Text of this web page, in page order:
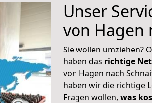
Unser
von Hagen
Sie wollen umziehen?
haben das richtige
von Hagen nach
haben wir die richtige
Fragen wollen, was